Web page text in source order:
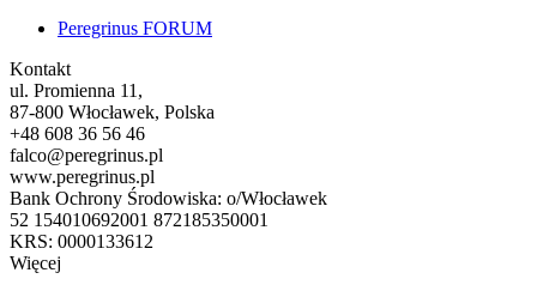
Peregrinus FORUM
Kontakt
ul. Promienna 11,
87-800 Włocławek, Polska
+48 608 36 56 46
falco@peregrinus.pl
www.peregrinus.pl
Bank Ochrony Środowiska: o/Włocławek
52 154010692001 872185350001
KRS: 0000133612
Więcej